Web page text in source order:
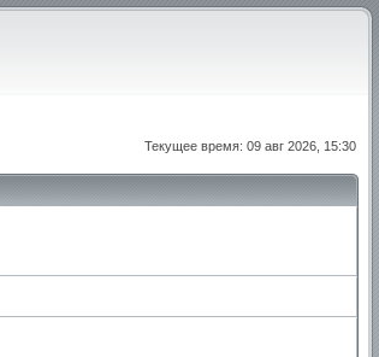
Текущее время: 09 авг 2026, 15:30